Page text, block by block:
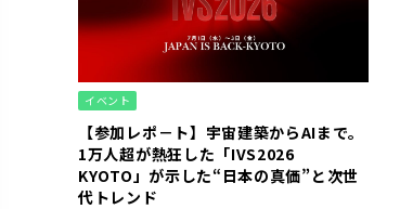
イベント
【参加レポ－ト】宇宙建築からAIまで。
1万人超が熱狂した「IVS2026
KYOTO」が示した“日本の真価”と次世
代トレンド